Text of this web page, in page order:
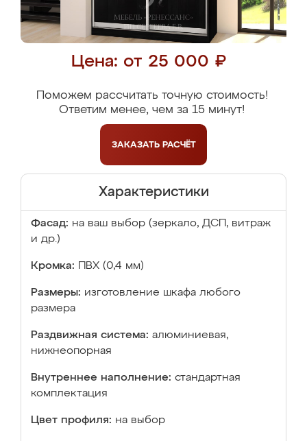
Цена: от 25 000 ₽
Поможем рассчитать точную стоимость!
Ответим менее, чем за 15 минут!
ЗАКАЗАТЬ РАСЧЁТ
Характеристики
Фасад: на ваш выбор (зеркало, ДСП, витраж
и др.)
Кромка: ПВХ (0,4 мм)
Размеры: изготовление шкафа любого
размера
Раздвижная система: алюминиевая,
нижнеопорная
Внутреннее наполнение: стандартная
комплектация
Цвет профиля: на выбор